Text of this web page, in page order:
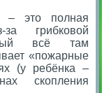
– это полная
за грибковой
всё там
«пожарные
(у ребёнка –
скопления